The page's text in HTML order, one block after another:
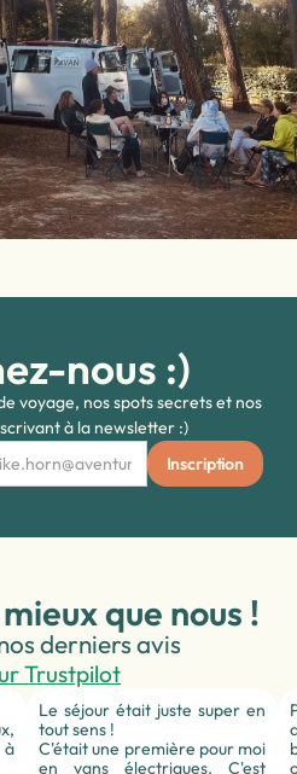
nous :)
voyage, nos spots secrets et nos
à la newsletter :)
que nous !
derniers avis
Trustpilot
Le séjour était juste super en
tout sens !
C'était une première pour moi
en vans électriques. C'est